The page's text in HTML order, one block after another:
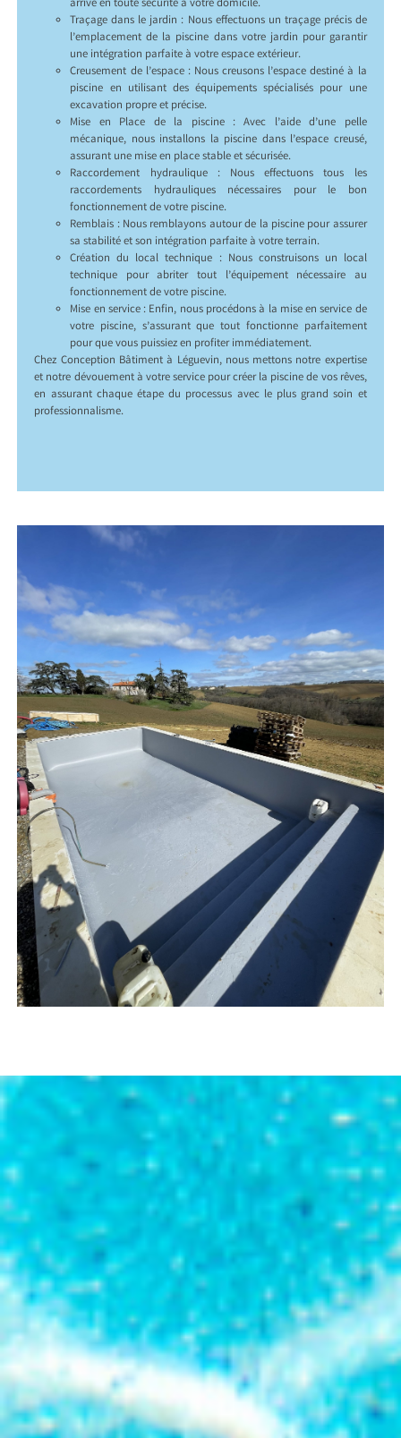
arrive en toute sécurité à votre domicile.
Traçage dans le jardin : Nous effectuons un traçage précis de
l’emplacement de la piscine dans votre jardin pour garantir
une intégration parfaite à votre espace extérieur.
Creusement de l’espace : Nous creusons l’espace destiné à la
piscine en utilisant des équipements spécialisés pour une
excavation propre et précise.
Mise en Place de la piscine : Avec l’aide d’une pelle
mécanique, nous installons la piscine dans l’espace creusé,
assurant une mise en place stable et sécurisée.
Raccordement hydraulique : Nous effectuons tous les
raccordements hydrauliques nécessaires pour le bon
fonctionnement de votre piscine.
Remblais : Nous remblayons autour de la piscine pour assurer
sa stabilité et son intégration parfaite à votre terrain.
Création du local technique : Nous construisons un local
technique pour abriter tout l’équipement nécessaire au
fonctionnement de votre piscine.
Mise en service : Enfin, nous procédons à la mise en service de
votre piscine, s’assurant que tout fonctionne parfaitement
pour que vous puissiez en profiter immédiatement.
Chez Conception Bâtiment à Léguevin, nous mettons notre expertise
et notre dévouement à votre service pour créer la piscine de vos rêves,
en assurant chaque étape du processus avec le plus grand soin et
professionnalisme.